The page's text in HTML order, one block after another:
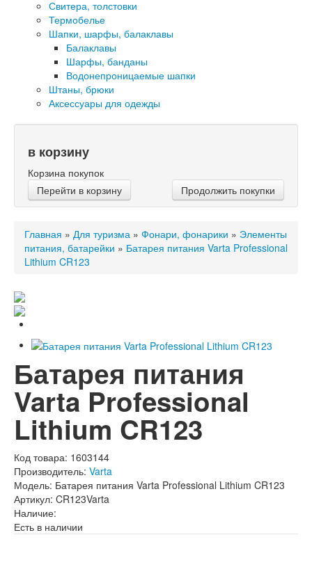
Свитера, толстовки
Термобелье
Шапки, шарфы, балаклавы
Балаклавы
Шарфы, банданы
Водонепроницаемые шапки
Штаны, брюки
Аксессуары для одежды
в корзину
Корзина покупок
Перейти в корзину
Продолжить покупки
Главная » Для туризма » Фонари, фонарики » Элементы
питания, батарейки » Батарея питания Varta Professional
Lithium CR123
Батарея питания
Varta Professional
Lithium CR123
Код товара: 1603144
Производитель: Varta
Модель: Батарея питания Varta Professional Lithium CR123
Артикул: CR123Varta
Наличие:
Есть в наличии